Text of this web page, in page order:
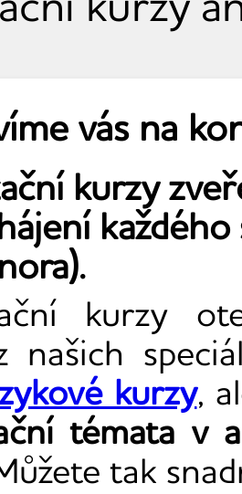
vás na
kurzy
kurzy
našich
kurzy,
témata v
tak